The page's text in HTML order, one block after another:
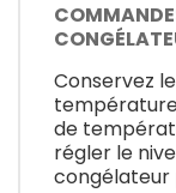
Conservez
de
régler le
congélateur